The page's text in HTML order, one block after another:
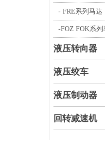
- FRE系列马达
-FOZ FOK系列
液压转向器
液压绞车
液压制动器
回转减速机